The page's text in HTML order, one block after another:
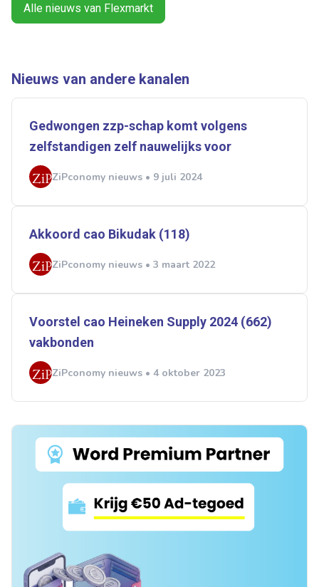
Alle nieuws van Flexmarkt
Nieuws van andere kanalen
Gedwongen zzp-schap komt volgens
zelfstandigen zelf nauwelijks voor
ZiPconomy nieuws • 9 juli 2024
Akkoord cao Bikudak (118)
ZiPconomy nieuws • 3 maart 2022
Voorstel cao Heineken Supply 2024 (662)
vakbonden
ZiPconomy nieuws • 4 oktober 2023